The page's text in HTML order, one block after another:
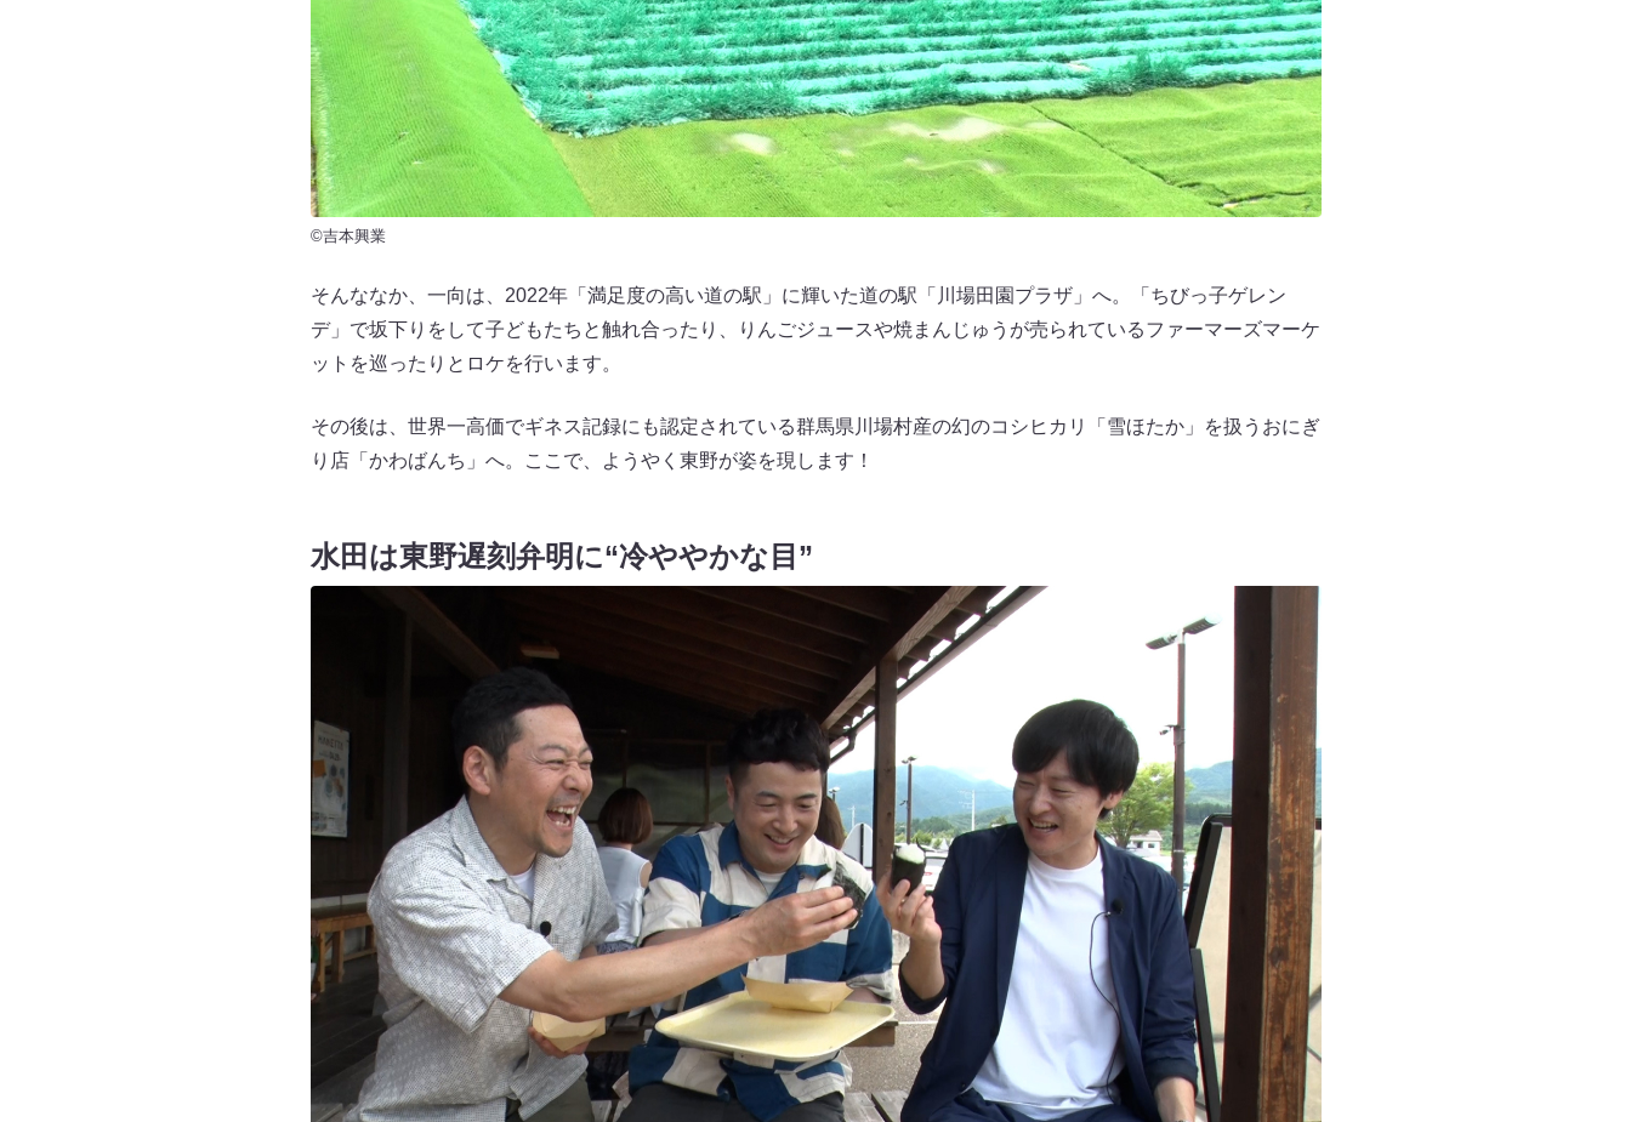
©吉本興業
そんななか、一向は、2022年「満足度の高い道の駅」に輝いた道の駅「川場田園プラザ」へ。「ちびっ子ゲレン
デ」で坂下りをして子どもたちと触れ合ったり、りんごジュースや焼まんじゅうが売られているファーマーズマーケ
ットを巡ったりとロケを行います。
その後は、世界一高価でギネス記録にも認定されている群馬県川場村産の幻のコシヒカリ「雪ほたか」を扱うおにぎ
り店「かわばんち」へ。ここで、ようやく東野が姿を現します！
水田は東野遅刻弁明に“冷ややかな目”